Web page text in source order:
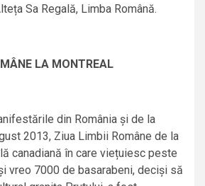
Sa Regală, Limba Română.
LA MONTREAL
din România și de la
2013, Ziua Limbii Române de la
canadiană în care viețuiesc peste
vreo 7000 de basarabeni, deciși să